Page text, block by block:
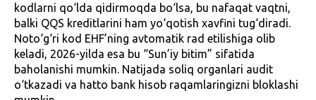
kodlarni qo‘lda qidirmoqda bo‘lsa, bu nafaqat vaqtni,
balki QQS kreditlarini ham yo‘qotish xavfini tug‘diradi.
Noto‘g‘ri kod EHF’ning avtomatik rad etilishiga olib
keladi, 2026-yilda esa bu “Sun’iy bitim” sifatida
baholanishi mumkin. Natijada soliq organlari audit
o‘tkazadi va hatto bank hisob raqamlaringizni bloklashi